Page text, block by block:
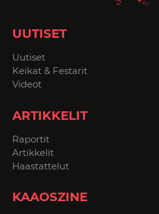
UUTISET
Uutiset
Keikat & Festarit
Videot
ARTIKKELIT
Raportit
Artikkelit
Haastattelut
KAAOSZINE